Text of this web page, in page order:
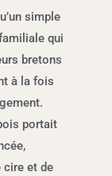
simple
qui
bretons
à la fois
portait
cire et de